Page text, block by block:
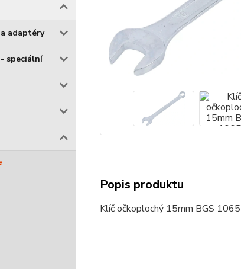
adaptéry
speciální
Popis produktu
Klíč očkoplochý 15mm BGS 1065